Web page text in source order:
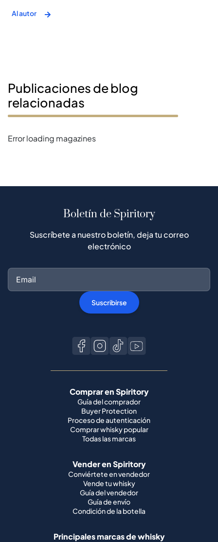
Al autor
Publicaciones de blog
relacionadas
Error loading magazines
Boletín de Spiritory
Suscríbete a nuestro boletín, deja tu correo
electrónico
Suscribirse
Comprar en Spiritory
Guía del comprador
Buyer Protection
Proceso de autenticación
Comprar whisky popular
Todas las marcas
Vender en Spiritory
Conviértete en vendedor
Vende tu whisky
Guía del vendedor
Guía de envío
Condición de la botella
Principales marcas de whisky